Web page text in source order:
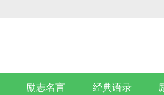
励志名言 经典语录